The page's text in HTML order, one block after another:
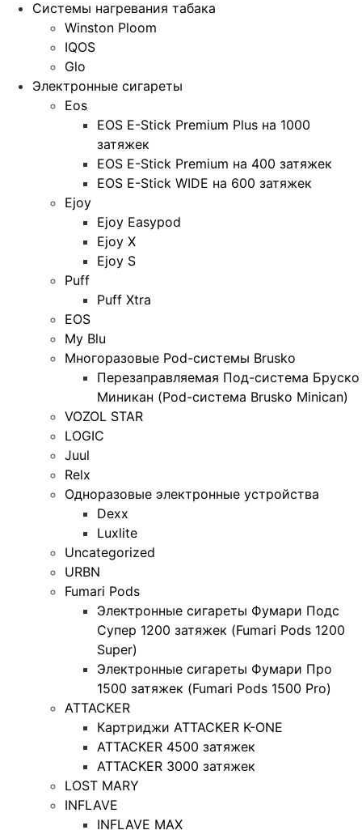
Системы нагревания табака
Winston Ploom
IQOS
Glo
Электронные сигареты
Eos
EOS E-Stick Premium Plus на 1000
затяжек
EOS E-Stick Premium на 400 затяжек
EOS E-Stick WIDE на 600 затяжек
Ejoy
Ejoy Easypod
Ejoy X
Ejoy S
Puff
Puff Xtra
EOS
My Blu
Многоразовые Pod-системы Brusko
Перезаправляемая Под-система Бруско
Миникан (Pod-система Brusko Minican)
VOZOL STAR
LOGIC
Juul
Relx
Одноразовые электронные устройства
Dexx
Luxlite
Uncategorized
URBN
Fumari Pods
Электронные сигареты Фумари Подс
Супер 1200 затяжек (Fumari Pods 1200
Super)
Электронные сигареты Фумари Про
1500 затяжек (Fumari Pods 1500 Pro)
ATTACKER
Картриджи ATTACKER K-ONE
ATTACKER 4500 затяжек
ATTACKER 3000 затяжек
LOST MARY
INFLAVE
INFLAVE MAX